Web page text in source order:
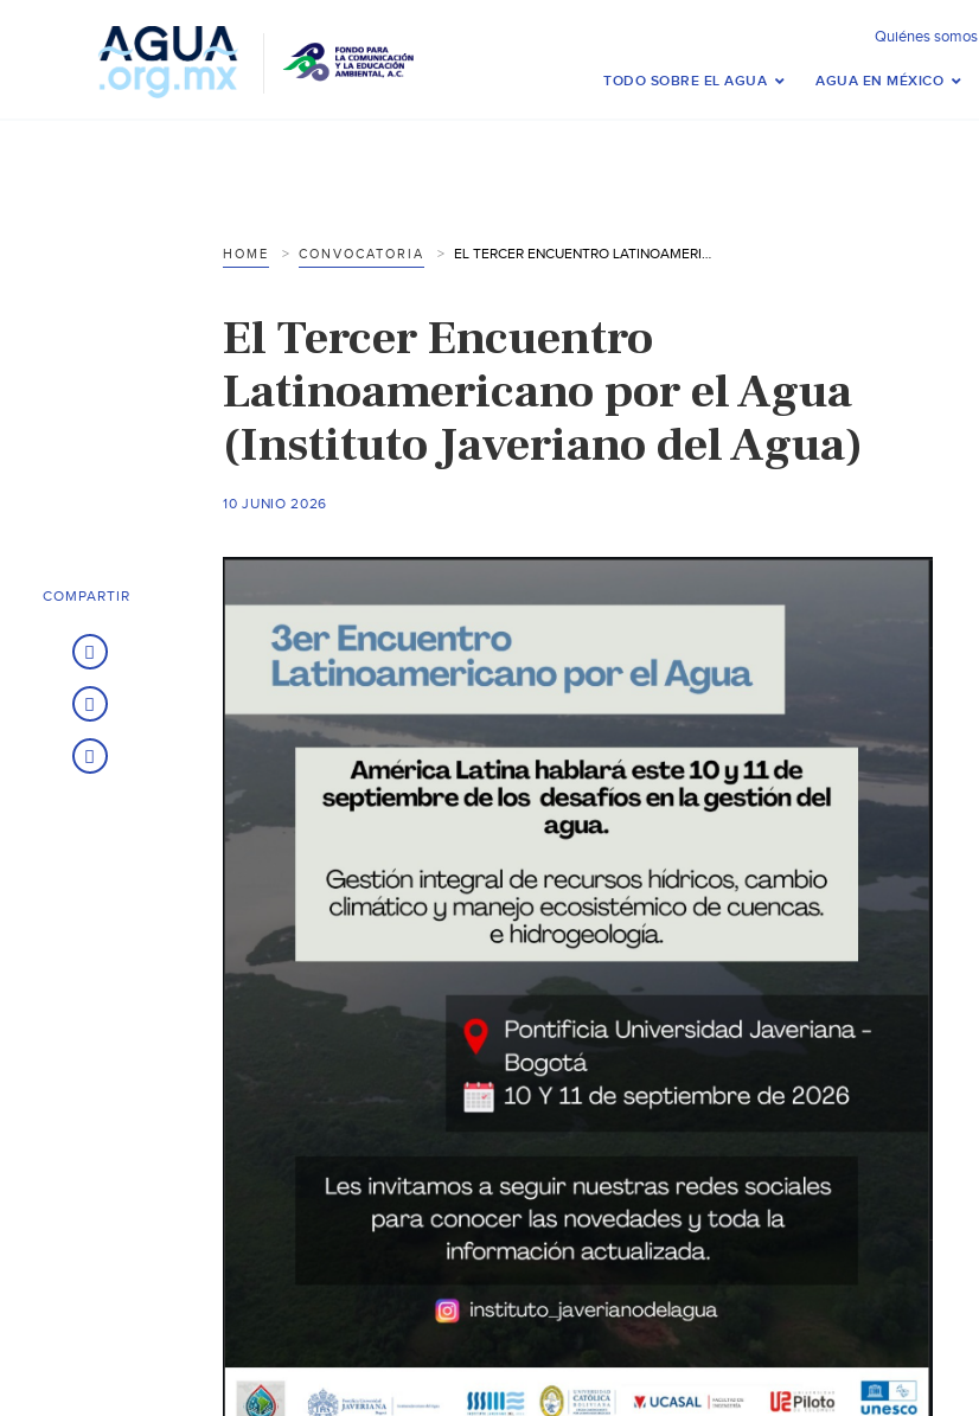
Quiénes somos
TODO SOBRE EL AGUA AGUA EN MÉXICO
HOME CONVOCATORIA EL TERCER ENCUENTRO LATINOAMERICANO POR EL AGUA (INSTITUTO JAVERIANO DEL AGUA)
El Tercer Encuentro
Latinoamericano por el Agua
(Instituto Javeriano del Agua)
10 JUNIO 2026
COMPARTIR